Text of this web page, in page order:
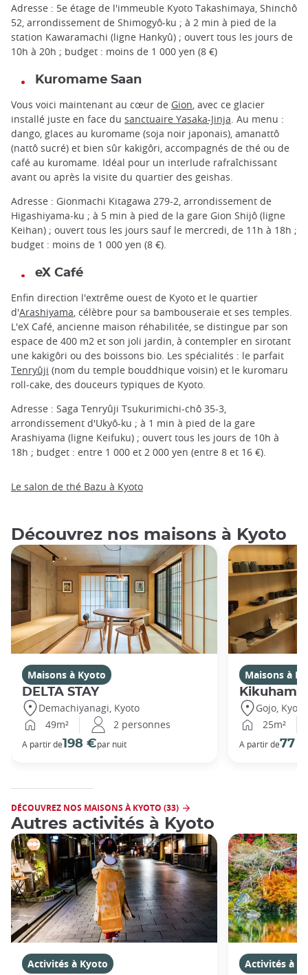
Adresse : 5e étage de l'immeuble Kyoto Takashimaya, Shinchô
52, arrondissement de Shimogyô-ku ; à 2 min à pied de la
station Kawaramachi (ligne Hankyû) ; ouvert tous les jours de
10h à 20h ; budget : moins de 1 000 yen (8 €)
Kuromame Saan
Vous voici maintenant au cœur de Gion, avec ce glacier
installé juste en face du sanctuaire Yasaka-Jinja. Au menu :
dango, glaces au kuromame (soja noir japonais), amanattô
(nattô sucré) et bien sûr kakigôri, accompagnés de thé ou de
café au kuromame. Idéal pour un interlude rafraîchissant
avant ou après la visite du quartier des geishas.
Adresse : Gionmachi Kitagawa 279-2, arrondissement de
Higashiyama-ku ; à 5 min à pied de la gare Gion Shijô (ligne
Keihan) ; ouvert tous les jours sauf le mercredi, de 11h à 18h ;
budget : moins de 1 000 yen (8 €).
eX Café
Enfin direction l'extrême ouest de Kyoto et le quartier
d'Arashiyama, célèbre pour sa bambouseraie et ses temples.
L'eX Café, ancienne maison réhabilitée, se distingue par son
espace de 400 m2 et son joli jardin, à contempler en sirotant
une kakigôri ou des boissons bio. Les spécialités : le parfait
Tenryûji (nom du temple bouddhique voisin) et le kuromaru
roll-cake, des douceurs typiques de Kyoto.
Adresse : Saga Tenryûji Tsukurimichi-chô 35-3,
arrondissement d'Ukyô-ku ; à 1 min à pied de la gare
Arashiyama (ligne Keifuku) ; ouvert tous les jours de 10h à
18h ; budget : entre 1 000 et 2 000 yen (entre 8 et 16 €).
Le salon de thé Bazu à Kyoto
Découvrez nos maisons à Kyoto
Maisons à Kyoto
DELTA STAY
Demachiyanagi, Kyoto
49m²
2 personnes
A partir de198 €par nuit
Maisons à
Kikuhama
Gojo, Kyoto
25m²
A partir de77 €
DÉCOUVREZ NOS MAISONS À KYOTO (33)
Autres activités à Kyoto
Activités à Kyoto
Activités à